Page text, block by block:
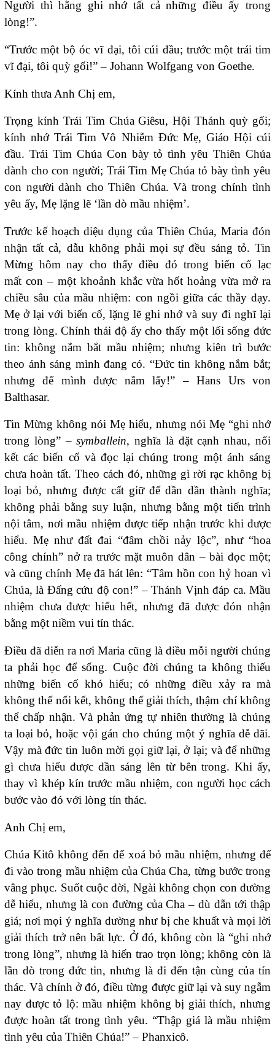
Người thì hằng ghi nhớ tất cả những điều ấy trong
lòng!”.
“Trước một bộ óc vĩ đại, tôi cúi đầu; trước một trái tim
vĩ đại, tôi quỳ gối!” – Johann Wolfgang von Goethe.
Kính thưa Anh Chị em,
Trọng kính Trái Tim Chúa Giêsu, Hội Thánh quỳ gối;
kính nhớ Trái Tim Vô Nhiễm Đức Mẹ, Giáo Hội cúi
đầu. Trái Tim Chúa Con bày tỏ tình yêu Thiên Chúa
dành cho con người; Trái Tim Mẹ Chúa tỏ bày tình yêu
con người dành cho Thiên Chúa. Và trong chính tình
yêu ấy, Mẹ lặng lẽ ‘lần dò mầu nhiệm’.
Trước kế hoạch diệu dụng của Thiên Chúa, Maria đón
nhận tất cả, dẫu không phải mọi sự đều sáng tỏ. Tin
Mừng hôm nay cho thấy điều đó trong biến cố lạc
mất con – một khoảnh khắc vừa hốt hoảng vừa mở ra
chiều sâu của mầu nhiệm: con ngồi giữa các thầy dạy.
Mẹ ở lại với biến cố, lặng lẽ ghi nhớ và suy đi nghĩ lại
trong lòng. Chính thái độ ấy cho thấy một lối sống đức
tin: không nắm bắt mầu nhiệm; nhưng kiên trì bước
theo ánh sáng mình đang có. “Đức tin không nắm bắt;
nhưng để mình được nắm lấy!” – Hans Urs von
Balthasar.
Tin Mừng không nói Mẹ hiểu, nhưng nói Mẹ “ghi nhớ
trong lòng” –symballein, nghĩa là đặt cạnh nhau, nối
kết các biến cố và đọc lại chúng trong một ánh sáng
chưa hoàn tất. Theo cách đó, những gì rời rạc không bị
loại bỏ, nhưng được cất giữ để dần dần thành nghĩa;
không phải bằng suy luận, nhưng bằng một tiến trình
nội tâm, nơi mầu nhiệm được tiếp nhận trước khi được
hiểu. Mẹ như đất đai “đâm chồi nảy lộc”, như “hoa
công chính” nở ra trước mặt muôn dân – bài đọc một;
và cũng chính Mẹ đã hát lên: “Tâm hồn con hỷ hoan vì
Chúa, là Đấng cứu độ con!” – Thánh Vịnh đáp ca. Mầu
nhiệm chưa được hiểu hết, nhưng đã được đón nhận
bằng một niềm vui tín thác.
Điều đã diễn ra nơi Maria cũng là điều mỗi người chúng
ta phải học để sống. Cuộc đời chúng ta không thiếu
những biến cố khó hiểu; có những điều xảy ra mà
không thể nối kết, không thể giải thích, thậm chí không
thể chấp nhận. Và phản ứng tự nhiên thường là chúng
ta loại bỏ, hoặc vội gán cho chúng một ý nghĩa dễ dãi.
Vậy mà đức tin luôn mời gọi giữ lại, ở lại; và để những
gì chưa hiểu được dần sáng lên từ bên trong. Khi ấy,
thay vì khép kín trước mầu nhiệm, con người học cách
bước vào đó với lòng tín thác.
Anh Chị em,
Chúa Kitô không đến để xoá bỏ mầu nhiệm, nhưng để
đi vào trong mầu nhiệm của Chúa Cha, từng bước trong
vâng phục. Suốt cuộc đời, Ngài không chọn con đường
dễ hiểu, nhưng là con đường của Cha – dù dẫn tới thập
giá; nơi mọi ý nghĩa dường như bị che khuất và mọi lời
giải thích trở nên bất lực. Ở đó, không còn là “ghi nhớ
trong lòng”, nhưng là hiến trao trọn lòng; không còn là
lần dò trong đức tin, nhưng là đi đến tận cùng của tín
thác. Và chính ở đó, điều từng được giữ lại và suy ngẫm
nay được tỏ lộ: mầu nhiệm không bị giải thích, nhưng
được hoàn tất trong tình yêu. “Thập giá là mầu nhiệm
tình yêu của Thiên Chúa!” – Phanxicô.